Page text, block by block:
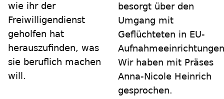
wie ihr der
Freiwilligendienst
geholfen hat
herauszufinden, was
sie beruflich machen
will.
besorgt über den
Umgang mit
Geflüchteten in EU-
Wir haben mit Präses
Anna-Nicole Heinrich
gesprochen.